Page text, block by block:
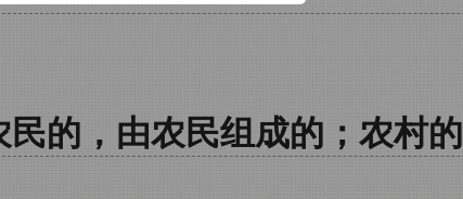
的，由农民组成的；农村的